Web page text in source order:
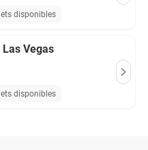
disponibles
Vegas
disponibles